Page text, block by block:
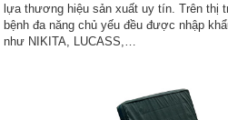
lựa thương hiệu sản xuất uy tín. Trên thị
bệnh đa năng chủ yếu đều được nhập
như NIKITA, LUCASS,…